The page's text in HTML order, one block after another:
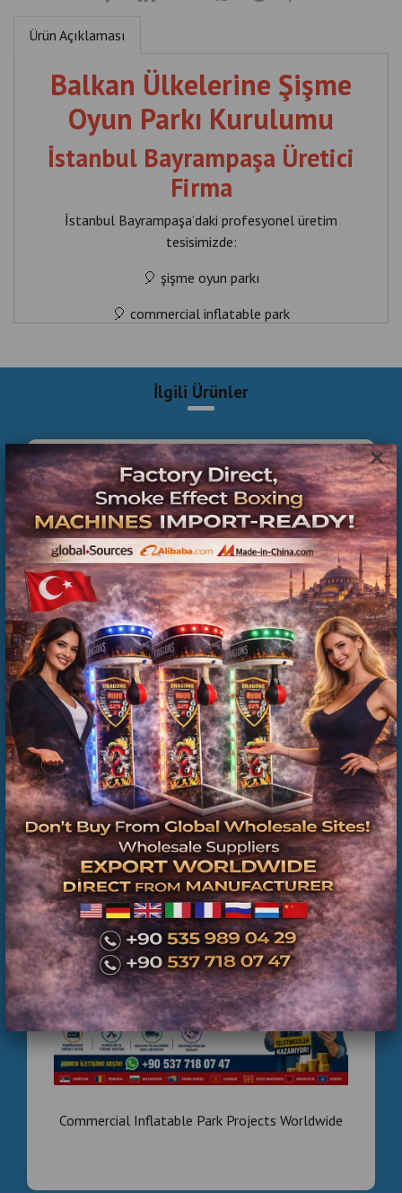
×
Ürün Açıklaması
Balkan Ülkelerine Şişme
Oyun Parkı Kurulumu
İstanbul Bayrampaşa Üretici
Firma
İstanbul Bayrampaşa’daki profesyonel üretim
tesisimizde:
🎈 şişme oyun parkı
🎈 commercial inflatable park
🎈 inflatable slide & inflatable games
🌍 Başta:
Sırbistan
Romanya
Bulgaristan
Bosna Hersek
Karadağ
Kosova
Kuzey Makedonya
Arnavutluk
olmak üzere Avrupa ve Balkan bölgesine aktif satış &
ihracat desteği sağlıyoruz.
🏭 ÜRETİCİ FİRMA
AVANTAJI
✔ Fabrikadan direkt satış
✔ Profesyonel üretim kalitesi
✔ Güçlü teknik destek
✔ Dünya geneli gönderim avantajı
İlgili Ürünler
Commercial Inflatable Playground Manufacturer
Turkey | Installation & Project Solutions
Commercial Inflatable Park Projects Worldwide